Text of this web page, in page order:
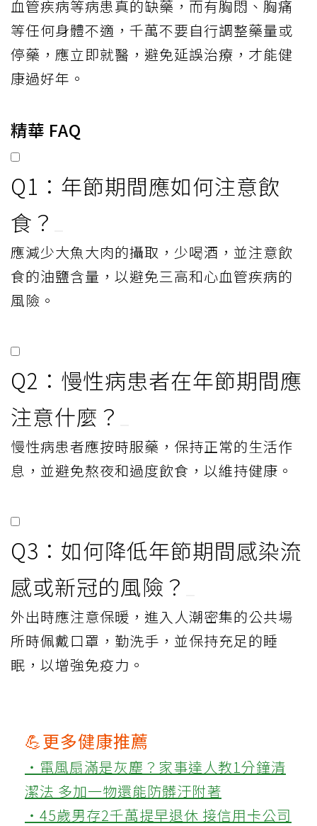
血管疾病等病患真的缺藥，而有胸悶、胸痛
等任何身體不適，千萬不要自行調整藥量或
停藥，應立即就醫，避免延誤治療，才能健
康過好年。
精華 FAQ
Q1：年節期間應如何注意飲
食？
應減少大魚大肉的攝取，少喝酒，並注意飲
食的油鹽含量，以避免三高和心血管疾病的
風險。
Q2：慢性病患者在年節期間應
注意什麼？
慢性病患者應按時服藥，保持正常的生活作
息，並避免熬夜和過度飲食，以維持健康。
Q3：如何降低年節期間感染流
感或新冠的風險？
外出時應注意保暖，進入人潮密集的公共場
所時佩戴口罩，勤洗手，並保持充足的睡
眠，以增強免疫力。
💪更多健康推薦
‧電風扇滿是灰塵？家事達人教1分鐘清
潔法 多加一物還能防髒汙附著
‧45歲男存2千萬提早退休 接信用卡公司